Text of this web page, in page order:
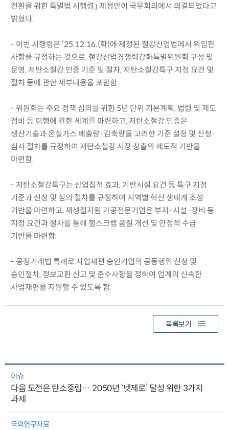
전환을 위한 특별법 시행령」 제정안이 국무회의에서 의결되었다고
밝혔다.
- 이번 시행령은 ‘25.12.16.(화)에 제정된 철강산업법에서 위임한
사항을 규정하는 것으로, 철강산업경쟁력강화특별위원회 구성 및
운영, 저탄소철강 인증 기준 및 절차, 저탄소철강특구 지정 요건 및
절차 등에 관한 세부내용을 포함함.
- 위원회는 주요 정책 심의를 위한 5년 단위 기본계획, 법령 및 제도
정비 등 이행에 관한 체계를 마련하고, 저탄소철강 인증은
생산기술과 온실가스 배출량·감축량을 고려한 기준 설정 및 신청·
심사 절차를 규정하여 저탄소철강 시장 창출의 제도적 기반을
마련함.
- 저탄소철강특구는 산업집적 효과, 기반시설 요건 등 특구 지정
기준과 신청 및 심의 절차를 규정하여 지역별 혁신 생태계 조성
기반을 마련하고, 재생철자원 가공전문기업은 부지·시설·장비 등
지정 요건과 절차를 통해 철스크랩 품질 개선 및 안정적 수급
기반을 마련함.
- 공정거래법 특례로 사업재편 승인기업의 공동행위 신청 및
승인절차, 정보교환 신고 및 준수사항을 정하여 업계의 신속한
사업재편을 지원할 수 있도록 함.
목록보기
이슈
다음 도전은 탄소중립… 2050년 ‘넷제로’ 달성 위한 3가지
과제
국외연구자료